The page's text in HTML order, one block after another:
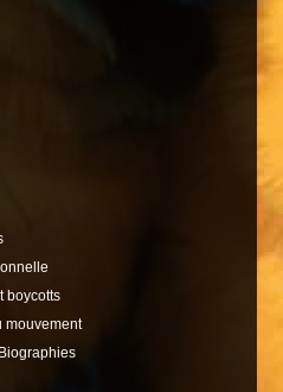
boycotts
mouvement